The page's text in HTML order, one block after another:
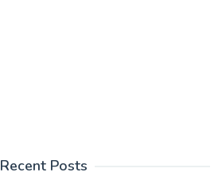
Recent Posts